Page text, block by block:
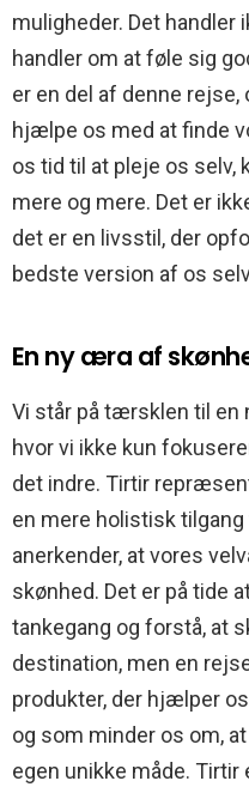
muligheder. Det handler
handler om at føle sig
er en del af denne rejse,
hjælpe os med at finde
os tid til at pleje os selv,
mere og mere. Det er
det er en livsstil, der
bedste version af os
En ny æra af
Vi står på tærsklen til en
hvor vi ikke kun
det indre. Tirtir
en mere holistisk
anerkender, at vores
skønhed. Det er på tide
tankegang og forstå, at
destination, men en
produkter, der hjælper
og som minder os om,
egen unikke måde. Tirtir